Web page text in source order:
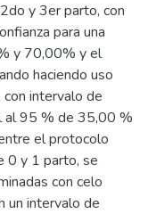
y 3er parto, con
para una
y 70,00% y el
haciendo uso
intervalo de
al 95 % de 35,00 %
el protocolo
0 y 1 parto, se
con celo
un intervalo de